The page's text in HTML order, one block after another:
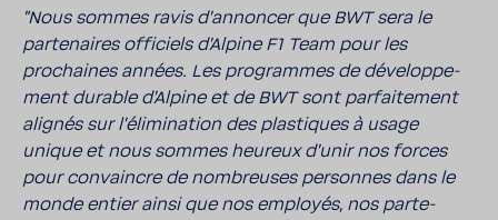
"Nous sommes ravis d'an­noncer que BWT sera le
parte­naires offi­ciels d'Al­pine F1 Team pour les
prochaines années. Les programmes de déve­lop­pe­
ment durable d'Al­pine et de BWT sont parfai­te­ment
alignés sur l'éli­mi­na­tion des plas­tiques à usage
unique et nous sommes heureux d'unir nos forces
pour convaincre de nombreuses personnes dans le
monde entier ainsi que nos employés, nos parte­